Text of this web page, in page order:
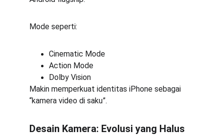
Mode seperti:
Cinematic Mode
Action Mode
Dolby Vision
Makin memperkuat identitas iPhone sebagai
“kamera video di saku”.
Desain Kamera: Evolusi yang Halus